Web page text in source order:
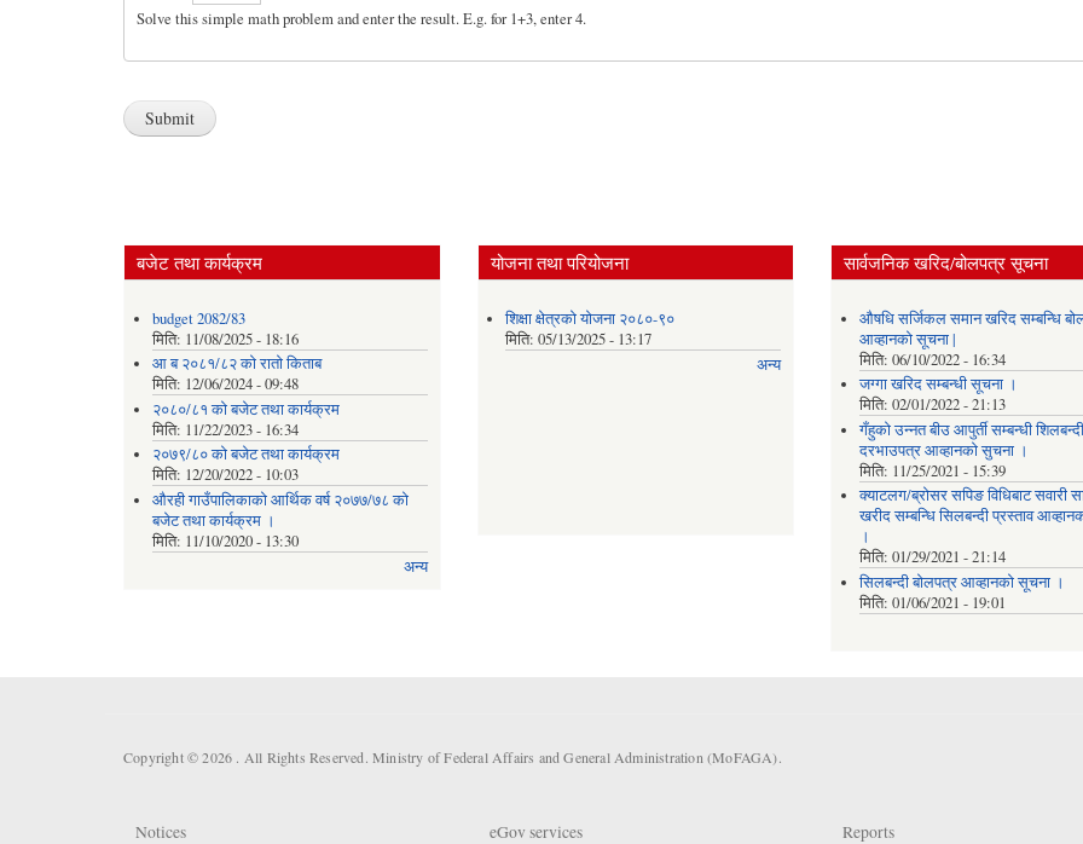
Solve this simple math problem and enter the result. E.g. for 1+3, enter 4.
बजेट तथा कार्यक्रम
budget 2082/83
मिति: 11/08/2025 - 18:16
आ ब २०८१/८२ काे राताे किताब
मिति: 12/06/2024 - 09:48
२०८०/८१ को बजेट तथा कार्यक्रम
मिति: 11/22/2023 - 16:34
२०७९/८० को बजेट तथा कार्यक्रम
मिति: 12/20/2022 - 10:03
औरही गाउँपालिकाको आर्थिक वर्ष २०७७/७८ को
बजेट तथा कार्यक्रम ।
मिति: 11/10/2020 - 13:30
अन्य
योजना तथा परियोजना
शिक्षा क्षेत्रको योजना २०८०-९०
मिति:05/13/2025 - 13:17
अन्य
सार्वजनिक खरिद/बोलपत्र सूचना
औषधि सर्जिकल समान खरिद सम्बन्धि
आव्हानको सूचना |
मिति: 06/10/2022 - 16:34
जग्गा खरिद सम्बन्धी सूचना ।
मिति: 02/01/2022 - 21:13
गँहुकाे उन्नत बीउ आपुर्ती सम्बन्धी शिलबन्दी
दरभाउपत्र आव्हानकाे सुचना ।
मिति: 11/25/2021 - 15:39
क्याटलग/ब्रोसर सपिङ विधिबाट सवारी
खरीद सम्बन्धि सिलबन्दी प्रस्ताव
।
मिति: 01/29/2021 - 21:14
सिलबन्दी बोलपत्र आव्हानको सूचना ।
मिति: 01/06/2021 - 19:01
Copyright © 2026 . All Rights Reserved. Ministry of Federal Affairs and General Administration (MoFAGA).
Notices eGov services Reports